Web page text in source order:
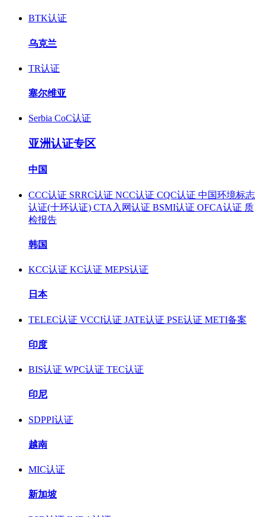
BTK认证
乌克兰
TR认证
塞尔维亚
Serbia CoC认证
亚洲认证专区
中国
CCC认证 SRRC认证 NCC认证 CQC认证 中国环境标志
认证(十环认证) CTA入网认证 BSMI认证 OFCA认证 质
检报告
韩国
KCC认证 KC认证 MEPS认证
日本
TELEC认证 VCCI认证 JATE认证 PSE认证 METI备案
印度
BIS认证 WPC认证 TEC认证
印尼
SDPPI认证
越南
MIC认证
新加坡